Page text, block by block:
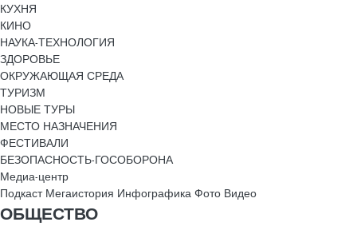
КУХНЯ
КИНО
НАУКА-ТЕХНОЛОГИЯ
ЗДОРОВЬЕ
ОКРУЖАЮЩАЯ СРЕДА
ТУРИЗМ
НОВЫЕ ТУРЫ
МЕСТО НАЗНАЧЕНИЯ
ФЕСТИВАЛИ
БЕЗОПАСНОСТЬ-ГОСОБОРОНА
Медиа-центр
Подкаст Мегаистория Инфографика Фото Видео
ОБЩЕСТВО